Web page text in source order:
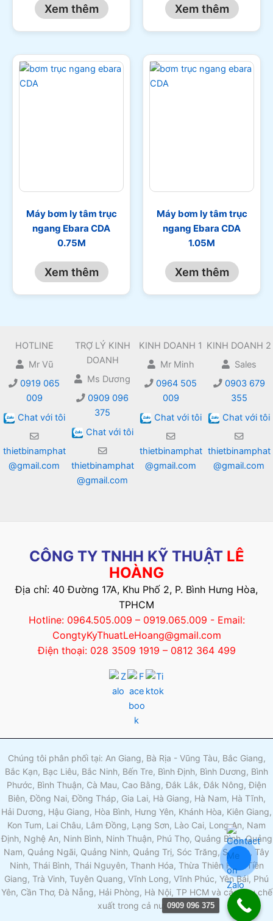
Xem thêm Xem thêm
Máy bơm ly tâm trục
ngang Ebara CDA
0.75M
Xem thêm
Máy bơm ly tâm trục
ngang Ebara CDA
1.05M
Xem thêm
HOTLINE
Mr Vũ
0919 065
009
Chat với tôi
thietbinamphat
@gmail.com
TRỢ LÝ KINH
DOANH
Ms Dương
0909 096
375
Chat với tôi
thietbinamphat
@gmail.com
KINH DOANH 1
Mr Minh
0964 505
009
Chat với tôi
thietbinamphat
@gmail.com
KINH DOANH 2
Sales
0903 679
355
Chat với tôi
thietbinamphat
@gmail.com
CÔNG TY TNHH KỸ THUẬT LÊ
HOÀNG
Địa chỉ: 40 Đường 17A, Khu Phố 2, P. Bình Hưng Hòa,
TPHCM
Hotline: 0964.505.009 – 0919.065.009 - Email:
CongtyKyThuatLeHoang@gmail.com
Điện thoại: 028 3509 1919 – 0812 364 499
Chúng tôi phân phối tại: An Giang, Bà Rịa - Vũng Tàu, Bắc Giang,
Bắc Kạn, Bạc Liêu, Bắc Ninh, Bến Tre, Bình Định, Bình Dương, Bình
Phước, Bình Thuận, Cà Mau, Cao Bằng, Đắk Lắk, Đắk Nông, Điện
Biên, Đồng Nai, Đồng Tháp, Gia Lai, Hà Giang, Hà Nam, Hà Tĩnh,
Hải Dương, Hậu Giang, Hòa Bình, Hưng Yên, Khánh Hòa, Kiên Giang,
Kon Tum, Lai Châu, Lâm Đồng, Lạng Sơn, Lào Cai, Long An, Nam
Định, Nghệ An, Ninh Bình, Ninh Thuận, Phú Thọ, Quảng Bình, Quảng
Nam, Quảng Ngãi, Quảng Ninh, Quảng Trị, Sóc Trăng, Sơn La, Tây
Ninh, Thái Bình, Thái Nguyên, Thanh Hóa, Thừa Thiên Huế, Tiền
Giang, Trà Vinh, Tuyên Quang, Vĩnh Long, Vĩnh Phúc, Yên Bái, Phú
Yên, Cần Thơ, Đà Nẵng, Hải Phòng, Hà Nội, TP HCM và các khu chế
xuất trong cả nước.0909 096 375